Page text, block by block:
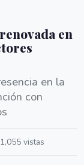
en
en la
con
1,055 vistas